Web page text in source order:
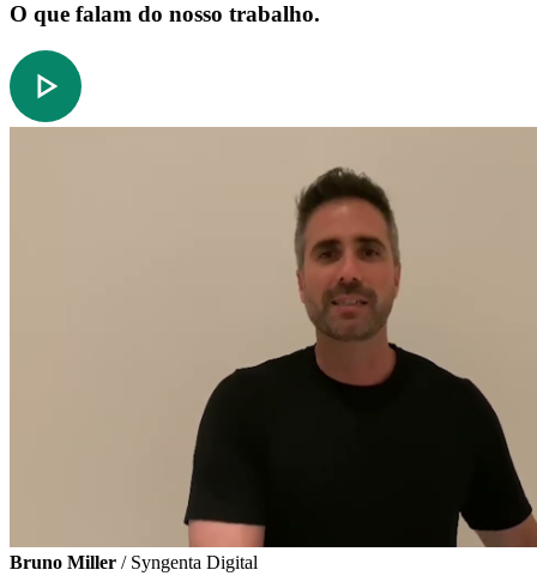
O que falam do nosso trabalho.
Bruno Miller / Syngenta Digital